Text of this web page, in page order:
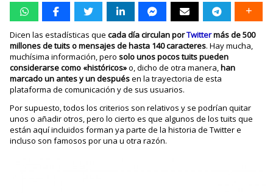
Dicen las estadísticas quecada día circulan porTwittermás de 500
millones de tuits o mensajes de hasta 140 caracteres. Hay mucha,
muchísima información, perosolo unos pocos tuits pueden
considerarse como «históricos»o, dicho de otra manera,han
marcado un antes y un despuésen la trayectoria de esta
plataforma de comunicación y de sus usuarios.
Por supuesto, todos los criterios son relativos y se podrían quitar
unos o añadir otros, pero lo cierto es que algunos de los tuits que
están aquí incluidos forman ya parte de la historia de Twitter e
incluso son famosos por una u otra razón.